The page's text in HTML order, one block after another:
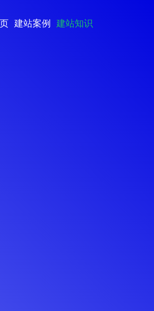
建站案例 建站知识